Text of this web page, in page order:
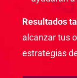
Resultados
alcanzar tus
estrategias